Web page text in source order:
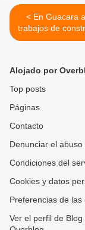
< En Guacara avanzan
trabajos de
Fundación
Alojado por
Top posts
Páginas
Contacto
Denunciar el abuso
Condiciones del
Cookies y datos
Preferencias de las
Ver el perfil de